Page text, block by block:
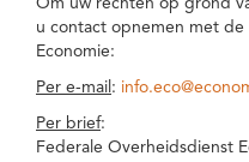
Om uw rechten op grond
u contact opnemen met
Economie:
Per e-mail :
Per brief:
Federale Overheidsdienst